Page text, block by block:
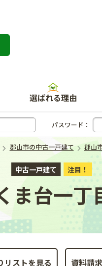
ト不動産ガイド
選ばれる理由
パスワード：
郡山市の中古一戸建て 郡山
中古一戸建て 注目！
ま台一
リストを見る